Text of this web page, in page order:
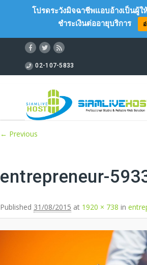
02-107-5833
Image navigation
← Previous
entrepreneur-
Published 31/08/2015 at 1920 × 738 in
โปรดระวังมิจฉาชีพแอบอ้างเป็นผู้ใ
ชำระเงินต่ออายุบริการ